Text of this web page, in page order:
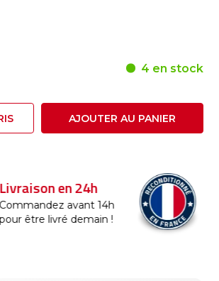
4 en stock
AJOUTER AU PANIER
Reconditionné en
France